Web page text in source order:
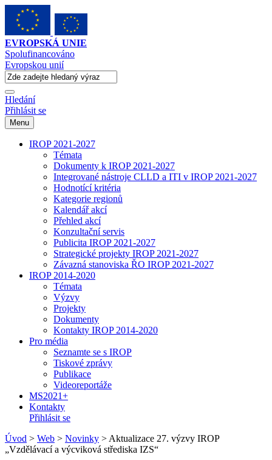
EVROPSKÁ UNIE
Spolufinancováno
Evropskou unií
Hledání
Přihlásit se
Menu
IROP 2021-2027
Témata
Dokumenty k IROP 2021-2027
Integrované nástroje CLLD a ITI v IROP 2021-2027
Hodnotící kritéria
Kategorie regionů
Kalendář akcí
Přehled akcí
Konzultační servis
Publicita IROP 2021-2027
Strategické projekty IROP 2021-2027
Závazná stanoviska ŘO IROP 2021-2027
IROP 2014-2020
Témata
Výzvy
Projekty
Dokumenty
Kontakty IROP 2014-2020
Pro média
Seznamte se s IROP
Tiskové zprávy
Publikace
Videoreportáže
MS2021+
Kontakty
Přihlásit se
Úvod > Web > Novinky > Aktualizace 27. výzvy IROP
„Vzdělávací a výcviková střediska IZS“